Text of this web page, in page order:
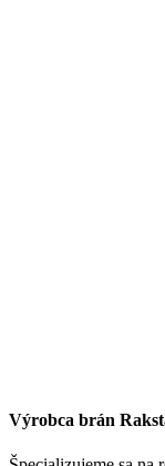
Výrobca brán